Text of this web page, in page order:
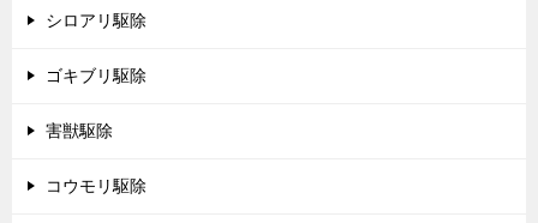
シロアリ駆除
ゴキブリ駆除
害獣駆除
コウモリ駆除